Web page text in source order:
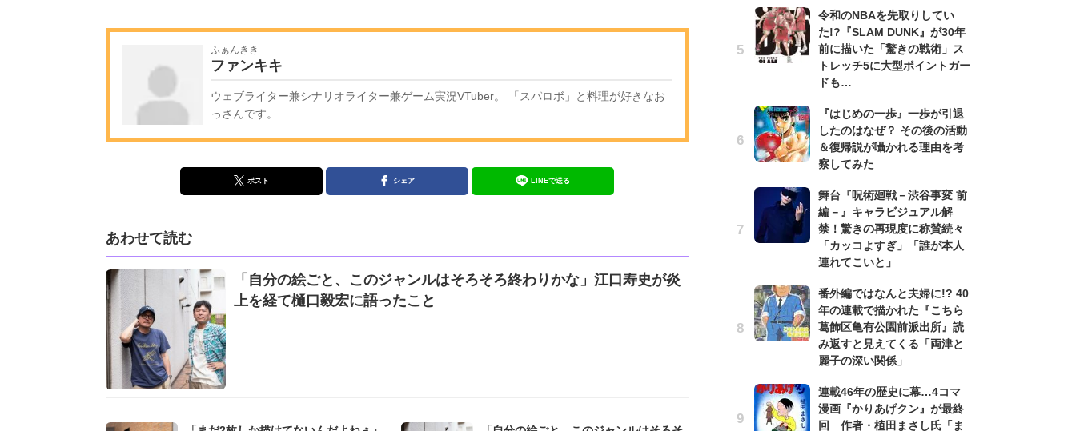
ふぁんきき
ファンキキ
ウェブライター兼シナリオライター兼ゲーム実況VTuber。 「スパロボ」と料理が好きなお
っさんです。
ポスト シェア LINEで送る
あわせて読む
「自分の絵ごと、このジャンルはそろそろ終わりかな」江口寿史が炎
上を経て樋口毅宏に語ったこと
令和のNBAを先取りしてい
た!?『SLAM DUNK』が30年
前に描いた「驚きの戦術」ス
トレッチ5に大型ポイントガー
ドも…
『はじめの一歩』一歩が引退
したのはなぜ？ その後の活動
＆復帰説が囁かれる理由を考
察してみた
舞台『呪術廻戦－渋谷事変 前
編－』キャラビジュアル解
禁！驚きの再現度に称賛続々
「カッコよすぎ」「誰が本人
連れてこいと」
番外編ではなんと夫婦に!? 40
年の連載で描かれた『こちら
葛飾区亀有公園前派出所』読
み返すと見えてくる「両津と
麗子の深い関係」
連載46年の歴史に幕…4コマ
漫画『かりあげクン』が最終
回 作者・植田まさし氏「ま